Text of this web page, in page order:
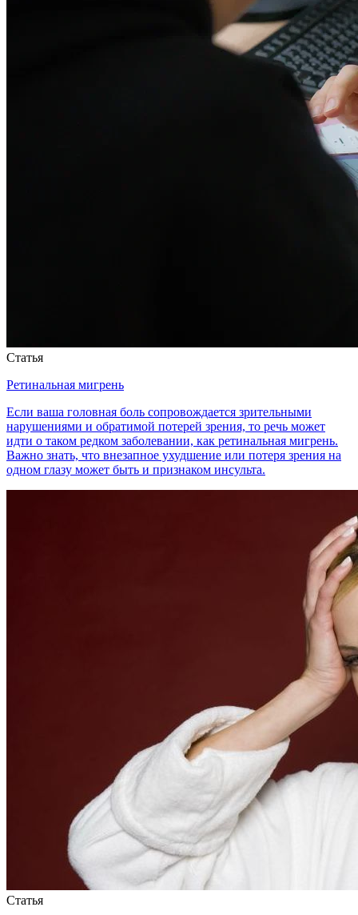
Статья
Ретинальная мигрень
Если ваша головная боль сопровождается зрительными
нарушениями и обратимой потерей зрения, то речь может
идти о таком редком заболевании, как ретинальная мигрень.
Важно знать, что внезапное ухудшение или потеря зрения на
одном глазу может быть и признаком инсульта.
Статья